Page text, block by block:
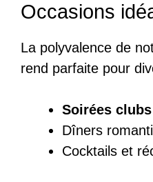
Occasions
La polyvalence de
rend parfaite pour
Soirées clubs
Dîners
Cocktails et